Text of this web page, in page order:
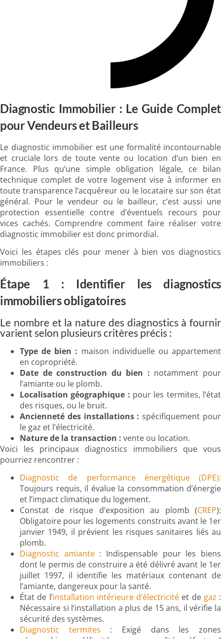
Diagnostic Immobilier : Le Guide Complet
pour Vendeurs et Bailleurs
Le diagnostic immobilier est une formalité incontournable
et cruciale lors de toute vente ou location d’un bien en
France. Plus qu’une simple obligation légale, ce bilan
technique complet de votre logement vise à informer en
toute transparence l’acquéreur ou le locataire sur son état
général. Pour le vendeur ou le bailleur, c’est aussi une
protection essentielle contre d’éventuels recours pour
vices cachés. Comprendre comment faire réaliser votre
diagnostic immobilier est donc primordial.
Voici les étapes clés pour mener à bien vos diagnostics
immobiliers :
Étape 1 : Identifier les diagnostics
immobiliers obligatoires
Le nombre et la nature des diagnostics à fournir
varient selon plusieurs critères précis :
Type de bien : maison individuelle ou appartement
en copropriété.
Date de construction du bien : notamment pour
l’amiante ou le plomb.
Localisation géographique : pour les termites, l’état
des risques, ou le bruit.
Ancienneté des installations : spécifiquement pour
le gaz et l’électricité.
Nature de la transaction : vente ou location.
Voici les principaux diagnostics immobiliers que vous
pourriez rencontrer :
Diagnostic de performance énergétique (DPE):
Toujours requis, il évalue la consommation d’énergie
et l’impact climatique du logement.
Constat de risque d’exposition au plomb (CREP):
Obligatoire pour les logements construits avant le 1er
janvier 1949, il prévient les risques sanitaires liés au
plomb.
Diagnostic amiante: Indispensable pour les biens
dont le permis de construire a été délivré avant le 1er
juillet 1997, il identifie les matériaux contenant de
l’amiante, dangereux pour la santé.
État de l’installation intérieure d’électricité et de gaz :
Nécessaire si l’installation a plus de 15 ans, il vérifie la
sécurité des systèmes.
Diagnostic termites : Exigé dans les zones